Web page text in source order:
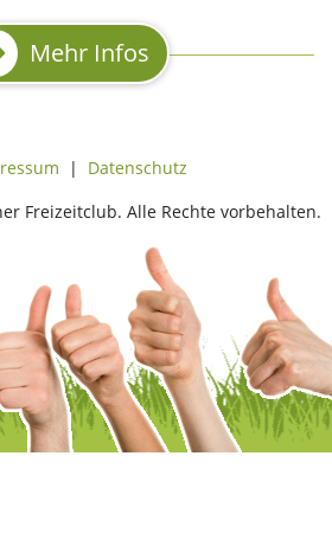
Mehr Infos
| Datenschutz
Freizeitclub. Alle Rechte vorbehalten.